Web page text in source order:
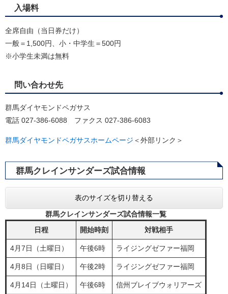
入場料
全席自由（当日券だけ）
一般＝1,500円、小・中学生＝500円
※小学生未満は無料
問い合わせ先
群馬ダイヤモンドペガサス
電話 027-386-6088 ファクス 027-386-6083
群馬ダイヤモンドペガサスホームページ ＜外部リンク＞
群馬クレインサンダーズ試合情報
表のサイズを切り替える
群馬クレインサンダーズ試合情報一覧
日程
開始時刻 対戦相手
4月7日（土曜日） 午後6時 ライジングゼファー福岡
4月8日（日曜日） 午後2時 ライジングゼファー福岡
4月14日（土曜日） 午後6時 信州ブレイブウォリアーズ